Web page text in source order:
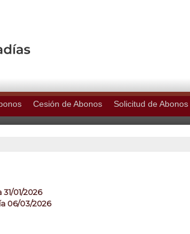
Cesión de Abonos Solicitud de Abonos
01/2026
06/03/2026